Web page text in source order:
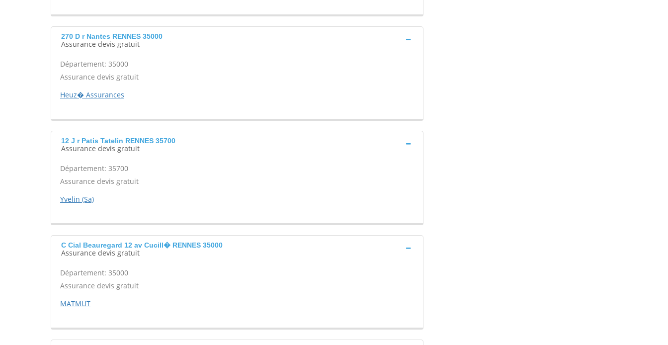
270 D r Nantes RENNES 35000
Assurance devis gratuit
Département: 35000
Assurance devis gratuit
Heuz� Assurances
12 J r Patis Tatelin RENNES 35700
Assurance devis gratuit
Département: 35700
Assurance devis gratuit
Yvelin (Sa)
C Cial Beauregard 12 av Cucill� RENNES 35000
Assurance devis gratuit
Département: 35000
Assurance devis gratuit
MATMUT